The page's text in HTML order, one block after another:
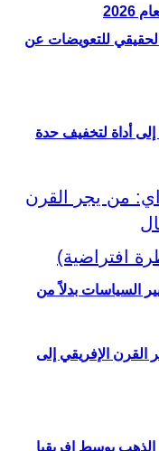
للتعويضات عن
القرن الإفريقي إلى
أداة لتخفيف حدة
السياسات بدلاً من
بوسط إفريقيا